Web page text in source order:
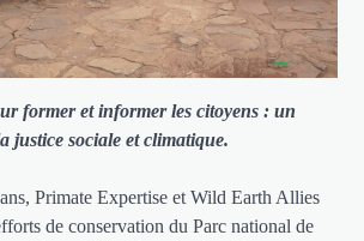
former et informer les citoyens : un
justice sociale et climatique.
Primate Expertise et Wild Earth Allies
de conservation du Parc national de